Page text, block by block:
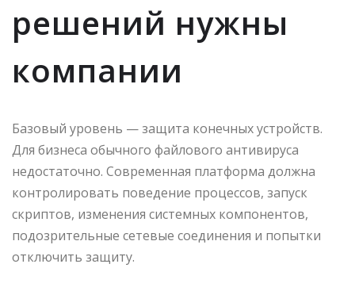
решений нужны
компании
Базовый уровень — защита конечных устройств.
Для бизнеса обычного файлового антивируса
недостаточно. Современная платформа должна
контролировать поведение процессов, запуск
скриптов, изменения системных компонентов,
подозрительные сетевые соединения и попытки
отключить защиту.